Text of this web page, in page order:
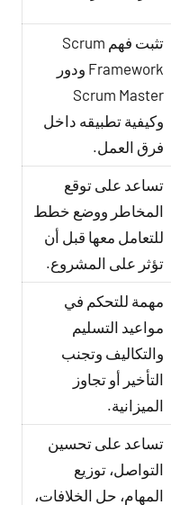
تثبت فهم Scrum
Framework ودور
Scrum Master
وكيفية تطبيقه داخل
فرق العمل.
تساعد على توقع
المخاطر ووضع خطط
للتعامل معها قبل أن
تؤثر على المشروع.
مهمة للتحكم في
مواعيد التسليم
والتكاليف وتجنب
التأخير أو تجاوز
الميزانية.
تساعد على تحسين
التواصل، توزيع
المهام، حل الخلافات،